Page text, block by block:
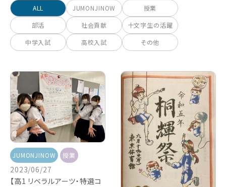
ALL JUMONJINOW
授業
部活
社会貢献
十文字生の活躍
中学入試
高校入試 その他
JUMONJINOW 授業
2023/06/27
【高1 リベラルアーツ・特選コ